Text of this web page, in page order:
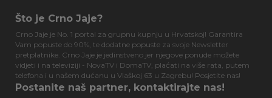
Što je Crno Jaje?
Crno Jaje je No. 1 portal za grupnu kupnju u Hrvatskoj! Garantira
Vam popuste do 90%, te dodatne popuste za svoje Newsletter
pretplatnike. Crno Jaje je jedinstveno jer njegove ponude možete
vidjeti i na televiziji - NovaTV i DomaTV, plaćati na više rata, putem
telefona i u našem dućanu u Vlaškoj 63 u Zagrebu! Posjetite nas!
Postanite naš partner, kontaktirajte nas!